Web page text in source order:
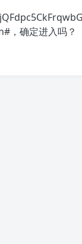
，确定进入吗？